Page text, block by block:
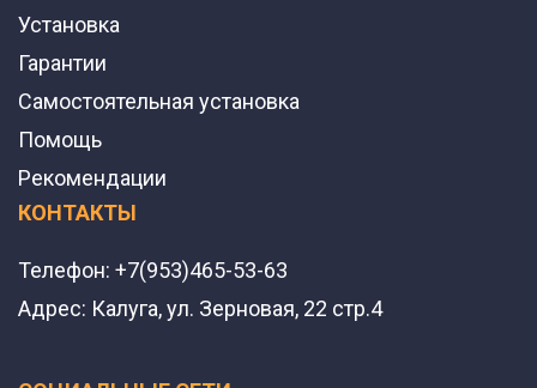
Установка
Гарантии
Самостоятельная установка
Помощь
Рекомендации
КОНТАКТЫ
Телефон: +7(953)465-53-63
Адрес: Калуга, ул. Зерновая, 22 стр.4